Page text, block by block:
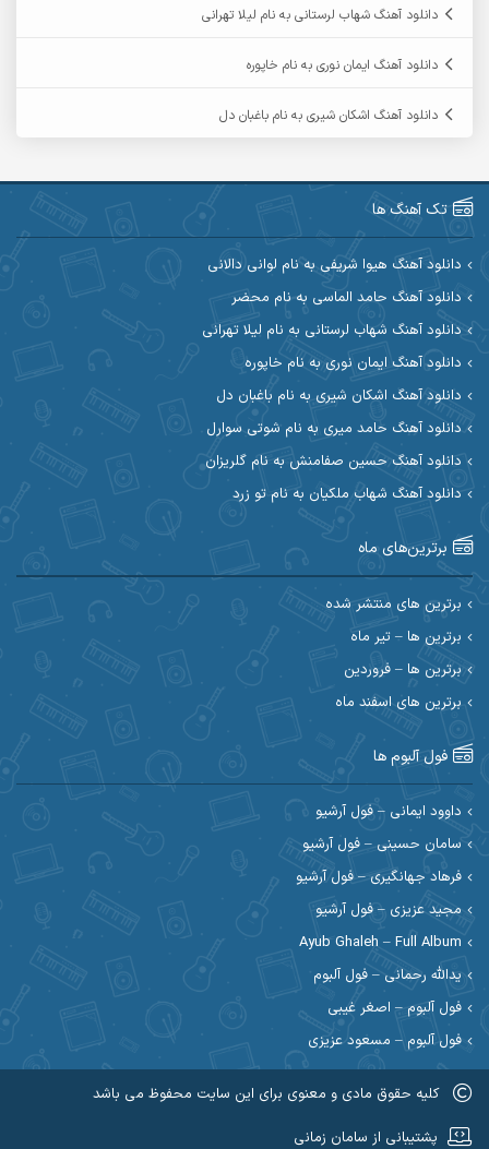
آرین صیادی
آرین مریدی
آوات بوکانی
آیت احمدنژاد
ابراهیم شمس ابوالحسن جاویدان
ابی حسینی
احسان آیینفر
احسان امیدوار
احسان حیدری احسان دریادل
احسان رمضانی احسان علیانی
احسان کریمی احسان کمری
احسان مرادیان احمد اسلامی
احمد بیرانوند
احمد صحراییان
احمد نازدار احمد نوریان
احمدرضا امرایی
ارسلان منصوری ارسی بند
اسماعیل منتی
اشکان ابرناک اشکان فتحی
دانلود آهنگ شهاب لرستانی به نام لیلا تهرانی
دانلود آهنگ ایمان نوری به نام خاپوره
دانلود آهنگ اشکان شیری به نام باغبان دل
تک آهنگ ها
دانلود آهنگ هیوا شریفی به نام لوانی دالانی
دانلود آهنگ حامد الماسی به نام محضر
دانلود آهنگ شهاب لرستانی به نام لیلا تهرانی
دانلود آهنگ ایمان نوری به نام خاپوره
دانلود آهنگ اشکان شیری به نام باغبان دل
دانلود آهنگ حامد میری به نام شوتی سوارل
دانلود آهنگ حسین صفامنش به نام گلریزان
دانلود آهنگ شهاب ملکیان به نام تو زرد
برترین‌های ماه
برترین های منتشر شده
برترین ها – تیر ماه
برترین ها – فروردین
برترین های اسفند ماه
فول آلبوم ها
داوود ایمانی – فول آرشیو
سامان حسینی – فول آرشیو
فرهاد جهانگیری – فول آرشیو
مجید عزیزی – فول آرشیو
Ayub Ghaleh – Full Album
یدالله رحمانی – فول آلبوم
فول آلبوم – اصغر غیبی
فول آلبوم – مسعود عزیزی
کلیه حقوق مادی و معنوی برای این سایت محفوظ می باشد
پشتیبانی از سامان زمانی